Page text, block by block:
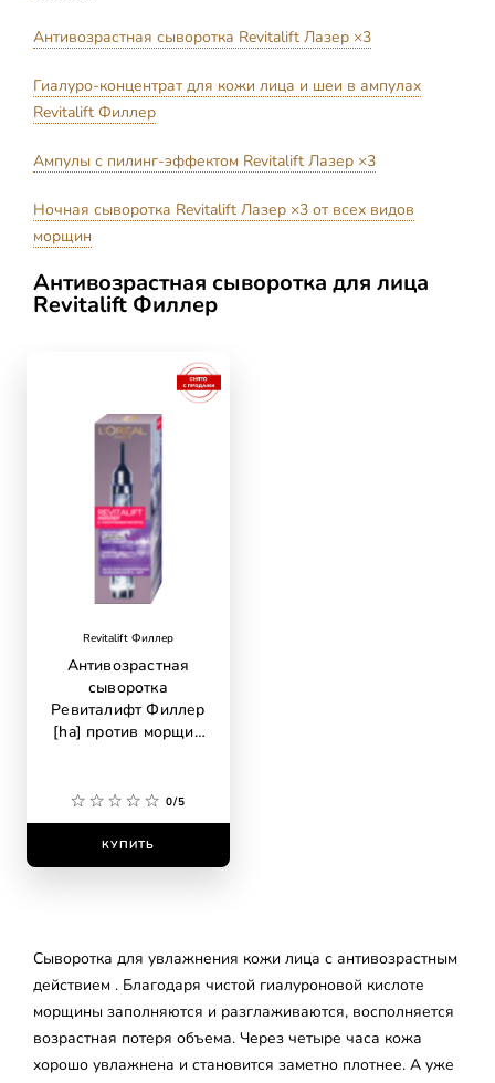
Антивозрастная сыворотка Revitalift Лазер ×3
Гиалуро-концентрат для кожи лица и шеи в ампулах
Revitalift Филлер
Ампулы с пилинг-эффектом Revitalift Лазер ×3
Ночная сыворотка Revitalift Лазер ×3 от всех видов
морщин
Антивозрастная сыворотка для лица
Revitalift Филлер
Revitalift Филлер
Антивозрастная
сыворотка
Ревиталифт Филлер
[ha] против морщин
0/5
КУПИТЬ
Сыворотка для увлажнения кожи лица с антивозрастным
действием . Благодаря чистой гиалуроновой кислоте
морщины заполняются и разглаживаются, восполняется
возрастная потеря объема. Через четыре часа кожа
хорошо увлажнена и становится заметно плотнее. А уже